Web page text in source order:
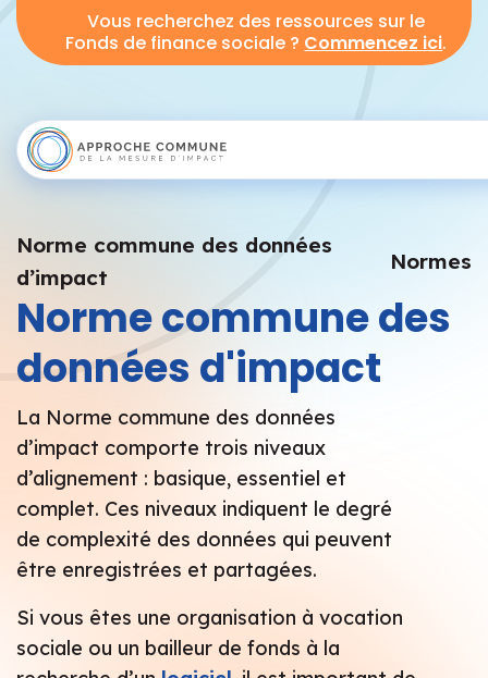
Vous recherchez des ressources sur le
Fonds de finance sociale ? Commencez ici.
Norme commune des données
d’impact
Normes
Norme commune des
données d'impact
La Norme commune des données
d’impact comporte trois niveaux
d’alignement : basique, essentiel et
complet. Ces niveaux indiquent le degré
de complexité des données qui peuvent
être enregistrées et partagées.
Si vous êtes une organisation à vocation
sociale ou un bailleur de fonds à la